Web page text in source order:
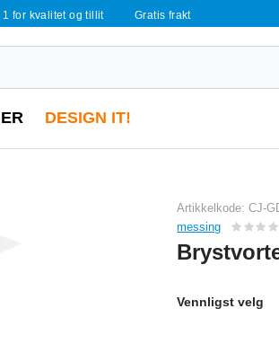
1 for kvalitet og tillit Gratis frakt
DESIGN IT!
Artikkelkode: CJ-
messing
Vennligst velg